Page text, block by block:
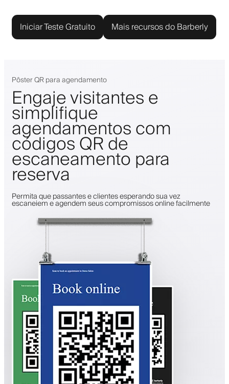
Iniciar Teste Gratuito Mais recursos do Barberly
Pôster QR para agendamento
Engaje visitantes e
simplifique
agendamentos com
códigos QR de
escaneamento para
reserva
Permita que passantes e clientes esperando sua vez
escaneiem e agendem seus compromissos online facilmente